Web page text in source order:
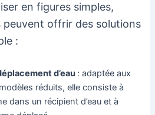
en figures simples,
peuvent offrir des solutions
:
d’eau : adaptée aux
réduits, elle consiste à
dans un récipient d’eau et à